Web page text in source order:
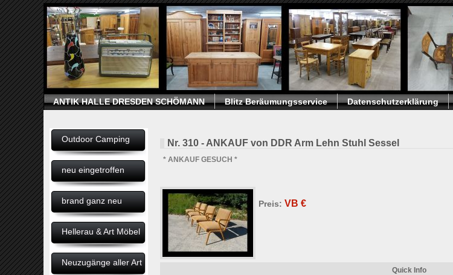
ANTIK HALLE DRESDEN SCHÖMANN Blitz Beräumungsservice Datenschutzerklärung
Outdoor Camping
neu eingetroffen
brand ganz neu
Hellerau & Art Möbel
Neuzugänge aller Art
Nr. 310 - ANKAUF von DDR Arm Lehn Stuhl Sessel
* ANKAUF GESUCH *
Preis: VB €
Quick Info